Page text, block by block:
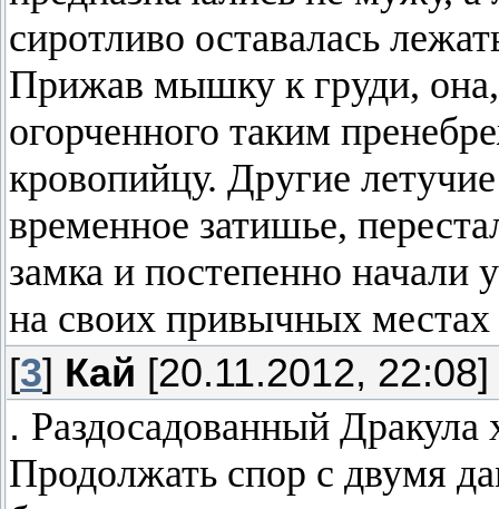
сиротливо оставалась
Прижав мышку к груди,
огорченного таким
кровопийцу. Другие
временное затишье,
замка и постепенно начали
на своих привычных
[3] Кай [20.11.2012, 22:08]
. Раздосадованный Дракула
Продолжать спор с двумя